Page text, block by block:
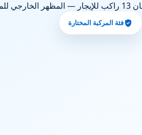
فئة المركبة المختارة